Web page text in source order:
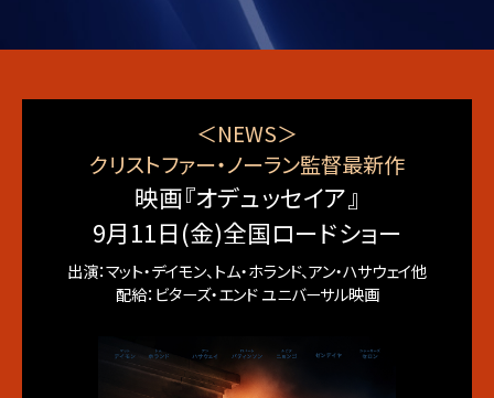
＜NEWS＞
クリストファー・ノーラン監督最新作
映画『オデュッセイア』
9月11日(金)全国ロードショー
出演：マット・デイモン、トム・ホランド、アン・ハサウェイ他
配給：ビターズ・エンド ユニバーサル映画